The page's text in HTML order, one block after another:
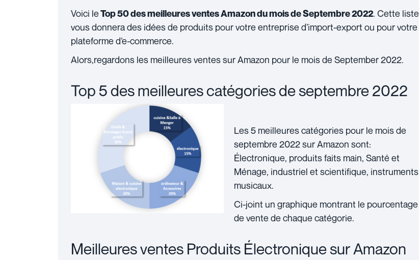
Voici leTop 50 des meilleures ventes Amazon du mois de Septembre 2022. Cette liste
vous donnera des idées de produits pour votre entreprise d’import-export ou pour votre
plateforme d’e-commerce.
Alors,regardons les meilleures ventes sur Amazon pour le mois de September 2022.
Top 5 des meilleures catégories de septembre 2022
Les 5 meilleures catégories pour le mois de
septembre 2022 sur Amazon sont:
Électronique, produits faits main, Santé et
Ménage, industriel et scientifique, instruments
musicaux.
Ci-joint un graphique montrant le pourcentage
de vente de chaque catégorie.
Meilleures ventes Produits Électronique sur Amazon